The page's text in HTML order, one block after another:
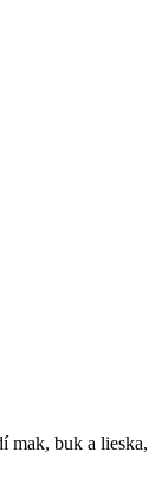
mak, buk a lieska,